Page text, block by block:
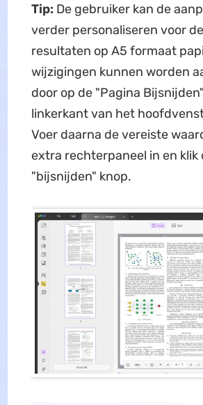
Tip: De gebruiker kan de
verder personaliseren voor
resultaten op A5 formaat
wijzigingen kunnen worden
door op de "Pagina
linkerkant van het
Voer daarna de vereiste
extra rechterpaneel in en klik
"bijsnijden" knop.